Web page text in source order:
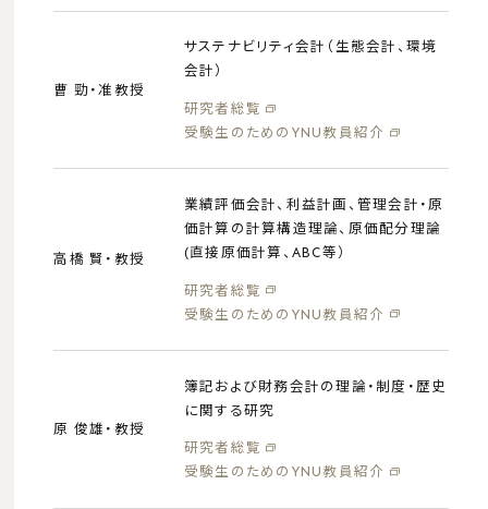
曹 勁・准教授
サステナビリティ会計（生態会計、環境
会計）
研究者総覧
受験生のためのYNU教員紹介
高橋 賢・教授
業績評価会計、利益計画、管理会計・原
価計算の計算構造理論、原価配分理論
(直接原価計算、ABC等）
研究者総覧
受験生のためのYNU教員紹介
原 俊雄・教授
簿記および財務会計の理論・制度・歴史
に関する研究
研究者総覧
受験生のためのYNU教員紹介